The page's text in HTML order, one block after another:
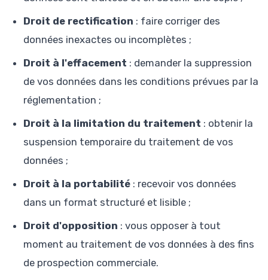
Droit de rectification : faire corriger des
données inexactes ou incomplètes ;
Droit à l'effacement : demander la suppression
de vos données dans les conditions prévues par la
réglementation ;
Droit à la limitation du traitement : obtenir la
suspension temporaire du traitement de vos
données ;
Droit à la portabilité : recevoir vos données
dans un format structuré et lisible ;
Droit d'opposition : vous opposer à tout
moment au traitement de vos données à des fins
de prospection commerciale.